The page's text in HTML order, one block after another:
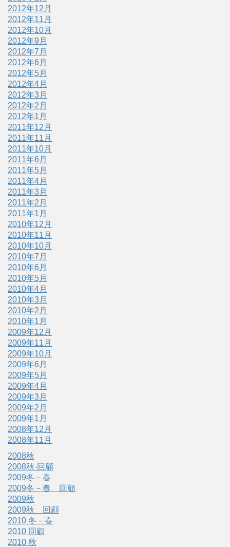
2012年12月
2012年11月
2012年10月
2012年9月
2012年7月
2012年6月
2012年5月
2012年4月
2012年3月
2012年2月
2012年1月
2011年12月
2011年11月
2011年10月
2011年6月
2011年5月
2011年4月
2011年3月
2011年2月
2011年1月
2010年12月
2010年11月
2010年10月
2010年7月
2010年6月
2010年5月
2010年4月
2010年3月
2010年2月
2010年1月
2009年12月
2009年11月
2009年10月
2009年6月
2009年5月
2009年4月
2009年3月
2009年2月
2009年1月
2008年12月
2008年11月
2008秋
2008秋-回顧
2009冬－春
2009冬－春 回顧
2009秋
2009秋 回顧
2010 冬－春
2010 回顧
2010 秋